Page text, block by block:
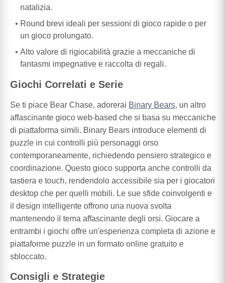
natalizia.
Round brevi ideali per sessioni di gioco rapide o per
un gioco prolungato.
Alto valore di rigiocabilità grazie a meccaniche di
fantasmi impegnative e raccolta di regali.
Giochi Correlati e Serie
Se ti piace Bear Chase, adorerai Binary Bears, un altro
affascinante gioco web-based che si basa su meccaniche
di piattaforma simili. Binary Bears introduce elementi di
puzzle in cui controlli più personaggi orso
contemporaneamente, richiedendo pensiero strategico e
coordinazione. Questo gioco supporta anche controlli da
tastiera e touch, rendendolo accessibile sia per i giocatori
desktop che per quelli mobili. Le sue sfide coinvolgenti e
il design intelligente offrono una nuova svolta
mantenendo il tema affascinante degli orsi. Giocare a
entrambi i giochi offre un'esperienza completa di azione e
piattaforme puzzle in un formato online gratuito e
sbloccato.
Consigli e Strategie